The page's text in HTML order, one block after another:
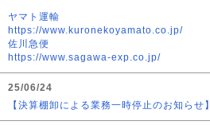
ヤマト運輸
https://www.kuronekoyamato.co.jp/
佐川急便
https://www.sagawa-exp.co.jp/
25/06/24
【決算棚卸による業務一時停止のお知らせ】